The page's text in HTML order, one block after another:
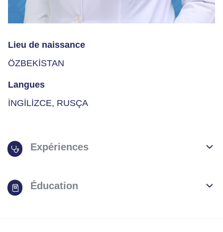
Lieu de naissance
ÖZBEKİSTAN
Langues
İNGİLİZCE, RUSÇA
Expériences
Éducation